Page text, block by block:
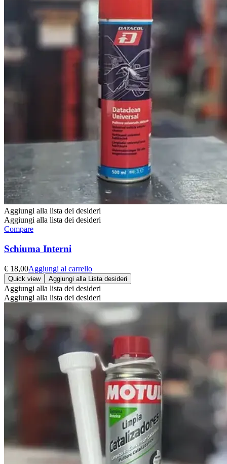
Aggiungi alla lista dei desideri
Aggiungi alla lista dei desideri
Compare
Schiuma Interni
€ 18,00Aggiungi al carrello
Quick view Aggiungi alla Lista desideri
Aggiungi alla lista dei desideri
Aggiungi alla lista dei desideri